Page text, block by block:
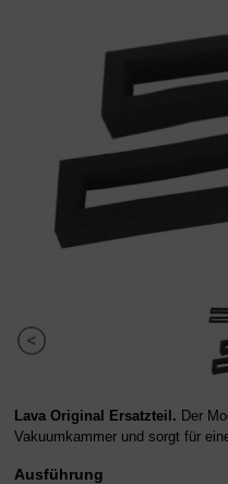
Lava Original Ersatzteil. Der
Vakuumkammer und sorgt für
Ausführung